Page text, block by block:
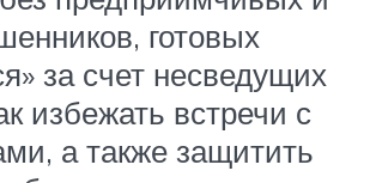
готовых
за счет несведущих
избежать встречи с
а также защитить